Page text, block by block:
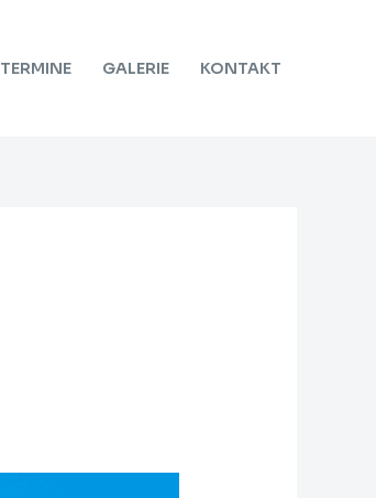
TERMINE GALERIE KONTAKT